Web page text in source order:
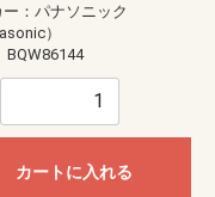
ー：パナソニック
）
BQW86144
カートに入れる